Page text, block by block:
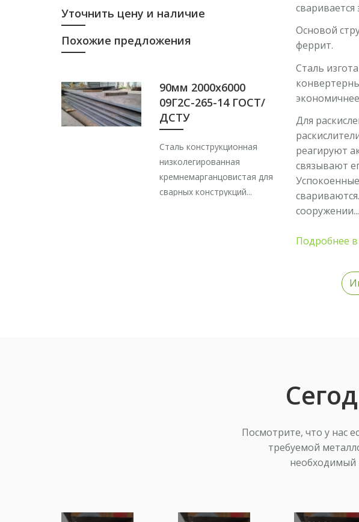
Уточнить цену и наличие
Похожие предложения
90мм 2000х6000
09Г2С-265-14 ГОСТ/
ДСТУ
Сталь конструкционная
низколегированная
кремнемарганцовистая для
сварных конструкций...
сваривается
Основой
феррит.
Сталь
Для
реагируют
связывают
сооружении...
Подробнее в
Посмотрите, что у нас
требуемой
необходимый